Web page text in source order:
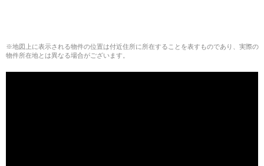
※地図上に表示される物件の位置は付近住所に所在することを表すものであり、実際の
物件所在地とは異なる場合がございます。